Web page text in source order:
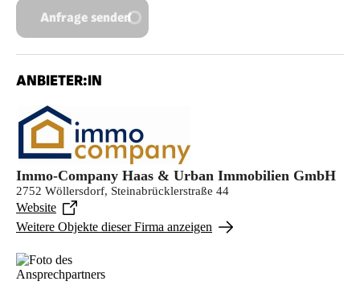
Anfrage senden
ANBIETER:IN
Immo-Company Haas & Urban Immobilien GmbH
2752 Wöllersdorf, Steinabrücklerstraße 44
Website
Weitere Objekte dieser Firma anzeigen